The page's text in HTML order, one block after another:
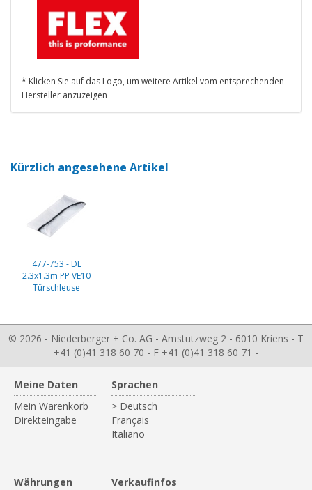
* Klicken Sie auf das Logo, um weitere Artikel vom entsprechenden
Hersteller anzuzeigen
Kürzlich angesehene Artikel
477-753 - DL
2.3x1.3m PP VE10
Türschleuse
© 2026 - Niederberger + Co. AG - Amstutzweg 2 - 6010 Kriens - T
+41 (0)41 318 60 70 - F +41 (0)41 318 60 71 -
Meine Daten
Mein Warenkorb
Direkteingabe
Sprachen
> Deutsch
Français
Italiano
Währungen Verkaufinfos